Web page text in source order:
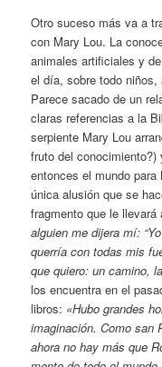
Otro suceso más va a
con Mary Lou. La
animales artificiales y
el día, sobre todo niños,
Parece sacado de un
claras referencias a la
serpiente Mary Lou
fruto del
entonces el mundo
única alusión que se
fragmento que le
alguien me dijera mí:
querría con todas mis
que quiero: un camino,
los encuentra en el
libros: «Hubo grandes
imaginación. Como san
ahora no hay más que